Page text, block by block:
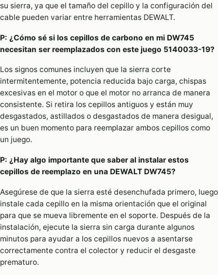
su sierra, ya que el tamaño del cepillo y la configuración del
cable pueden variar entre herramientas DEWALT.
P: ¿Cómo sé si los cepillos de carbono en mi DW745
necesitan ser reemplazados con este juego 5140033-19?
Los signos comunes incluyen que la sierra corte
intermitentemente, potencia reducida bajo carga, chispas
excesivas en el motor o que el motor no arranca de manera
consistente. Si retira los cepillos antiguos y están muy
desgastados, astillados o desgastados de manera desigual,
es un buen momento para reemplazar ambos cepillos como
un juego.
P: ¿Hay algo importante que saber al instalar estos
cepillos de reemplazo en una DEWALT DW745?
Asegúrese de que la sierra esté desenchufada primero, luego
instale cada cepillo en la misma orientación que el original
para que se mueva libremente en el soporte. Después de la
instalación, ejecute la sierra sin carga durante algunos
minutos para ayudar a los cepillos nuevos a asentarse
correctamente contra el colector y reducir el desgaste
prematuro.